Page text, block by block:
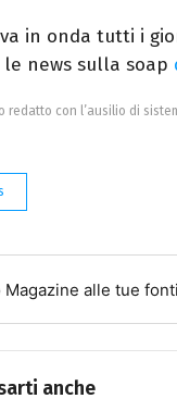
va in onda tutti i
le news sulla soap
redatto con l’ausilio di
Magazine alle tue
anche